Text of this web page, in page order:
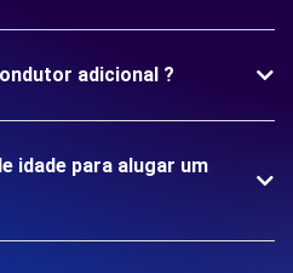
adicional ?
idade para alugar um